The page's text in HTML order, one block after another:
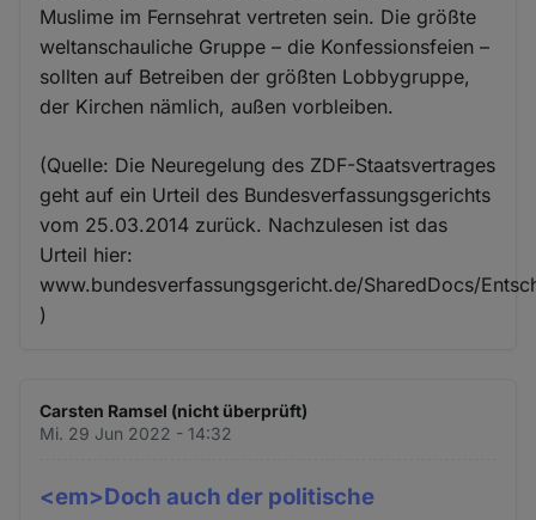
Muslime im Fernsehrat vertreten sein. Die größte
weltanschauliche Gruppe – die Konfessionsfeien –
sollten auf Betreiben der größten Lobbygruppe,
der Kirchen nämlich, außen vorbleiben.
(Quelle: Die Neuregelung des ZDF-Staatsvertrages
geht auf ein Urteil des Bundesverfassungsgerichts
vom 25.03.2014 zurück. Nachzulesen ist das
Urteil hier:
www.bundesverfassungsgericht.de/SharedDocs/
)
Carsten Ramsel (nicht überprüft)
Mi. 29 Jun 2022 - 14:32
<em>Doch auch der politische